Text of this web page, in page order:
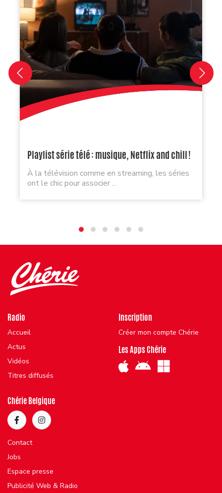
Playlist série télé : musique, Netflix and chill !
À la télévision comme en streaming, les séries
ont le chic pour associer ...
Radio
Accueil
Actus
Vidéos
Titres diffusés
Inscription
Créer mon compte Chérie
Les Apps Chérie
Chérie Belgique
Contact
Jobs
Espace presse
Publicité Web & Radio